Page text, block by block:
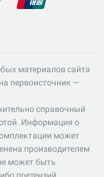
материалов сайта
первоисточник —
справочный
Информация о
может
производителем
может быть